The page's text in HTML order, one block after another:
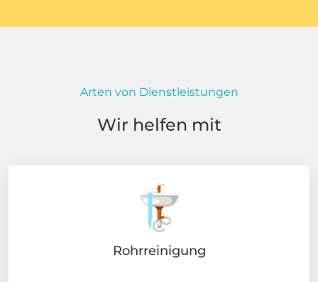
Arten von Dienstleistungen
Wir helfen mit
Rohrreinigung